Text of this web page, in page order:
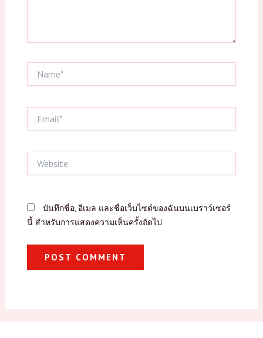
บันทึกชื่อ, อีเมล และชื่อเว็บไซต์ของฉันบนเบราว์เซอร์
นี้ สำหรับการแสดงความเห็นครั้งถัดไป